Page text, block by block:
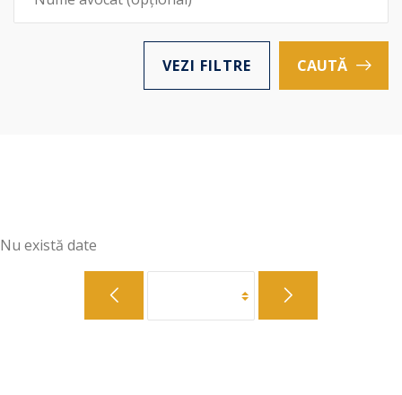
VEZI FILTRE CAUTĂ
Nu există date